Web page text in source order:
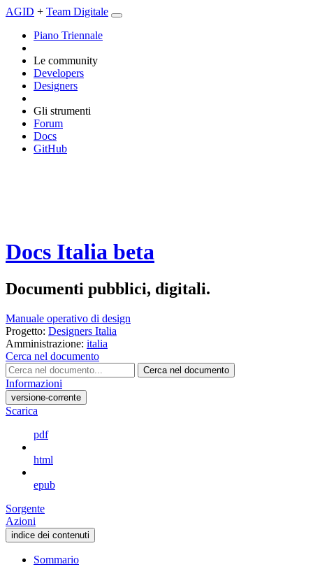
AGID + Team Digitale
Piano Triennale
Le community
Developers
Designers
Gli strumenti
Forum
Docs
GitHub
Docs Italia beta
Documenti pubblici, digitali.
Manuale operativo di design
Progetto: Designers Italia
Amministrazione: italia
Cerca nel documento
Cerca nel documento
Informazioni
versione-corrente
Scarica
pdf
html
epub
Sorgente
Azioni
indice dei contenuti
Sommario